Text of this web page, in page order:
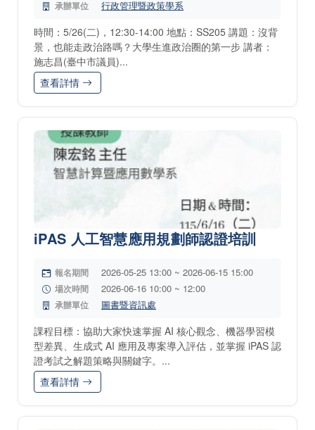
承辦單位 行政管理暨政策學系
時間：5/26(二)，12:30-14:00 地點：SS205 講題：沒背
景，也能走政治路嗎？大學生進政治圈的第一步 講者：
施志昌(臺中市議員)...
查看詳情
iPAS 人工智慧應用規劃師認證培訓
報名期間 2026-05-25 13:00 ~ 2026-06-15 15:00
場次時間 2026-06-16 10:00 ~ 12:00
承辦單位 圖書暨資訊處
課程目標：協助大家快速掌握 AI 核心觀念、機器學習模
型差異、生成式 AI 應用及專案導入評估，並掌握 iPAS 認
證考試之解題策略與關鍵字。...
查看詳情